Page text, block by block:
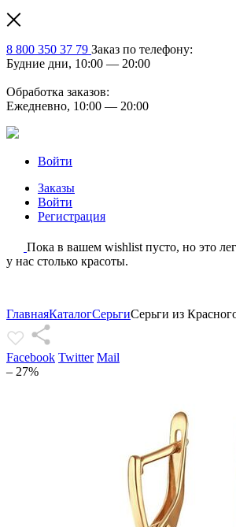
8 800 350 37 79 Заказ по телефону:
Будние дни, 10:00 — 20:00
Обработка заказов:
Ежедневно, 10:00 — 20:00
Войти
Заказы
Войти
Регистрация
Пока в вашем wishlist пусто, но это
у нас столько красоты.
ГлавнаяКаталогСерьгиСерьги из
Facebook Twitter Mail
– 27%